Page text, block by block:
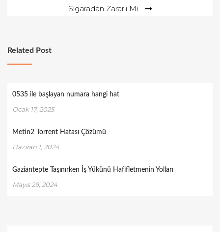
Sigaradan Zararlı Mı
Related Post
0535 ile başlayan numara hangi hat
Ocak 17, 2025
Metin2 Torrent Hatası Çözümü
Haziran 1, 2024
Gaziantepte Taşınırken İş Yükünü Hafifletmenin Yolları
Mayıs 29, 2024